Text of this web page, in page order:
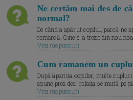
Ne certăm mai des de
normal?
De când a apărut copilul, parcă ne
remarcă. Cine s-a trezit din nou
Vezi raspunsuri
Cum ramanem un
După apariția copiilor, multe cupluri
spune prea des: relația se mută pe
Vezi raspunsuri